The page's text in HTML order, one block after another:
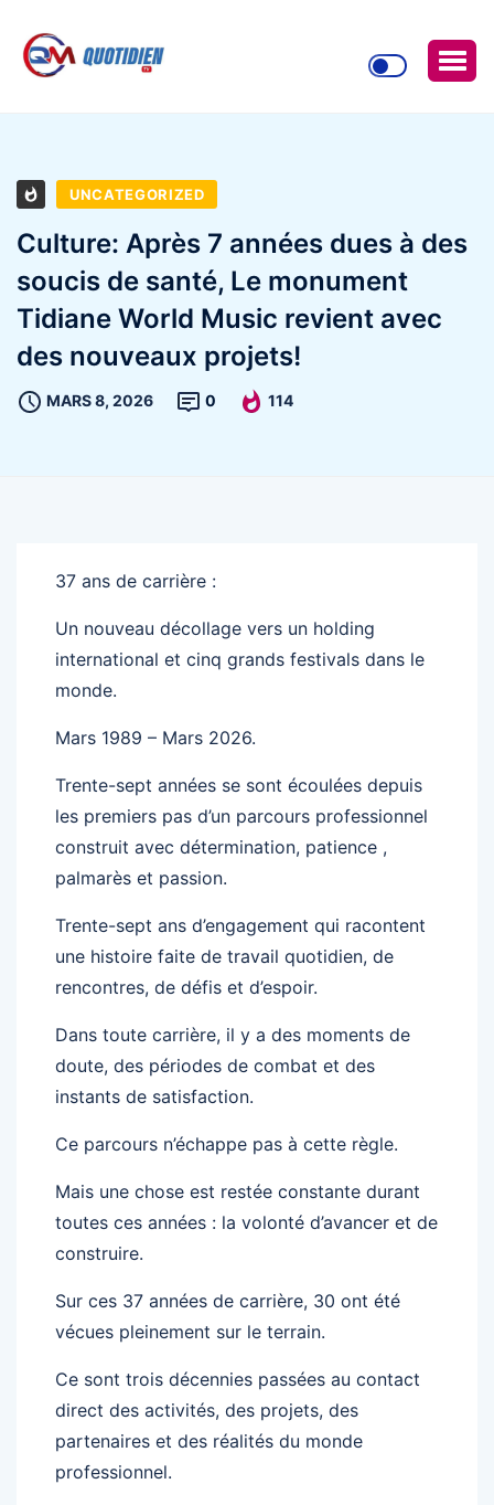
UNCATEGORIZED
Culture: Après 7 années dues à des
soucis de santé, Le monument
Tidiane World Music revient avec
des nouveaux projets!
MARS 8, 2026 0 114
37 ans de carrière :
Un nouveau décollage vers un holding
international et cinq grands festivals dans le
monde.
Mars 1989 – Mars 2026.
Trente-sept années se sont écoulées depuis
les premiers pas d’un parcours professionnel
construit avec détermination, patience ,
palmarès et passion.
Trente-sept ans d’engagement qui racontent
une histoire faite de travail quotidien, de
rencontres, de défis et d’espoir.
Dans toute carrière, il y a des moments de
doute, des périodes de combat et des
instants de satisfaction.
Ce parcours n’échappe pas à cette règle.
Mais une chose est restée constante durant
toutes ces années : la volonté d’avancer et de
construire.
Sur ces 37 années de carrière, 30 ont été
vécues pleinement sur le terrain.
Ce sont trois décennies passées au contact
direct des activités, des projets, des
partenaires et des réalités du monde
professionnel.